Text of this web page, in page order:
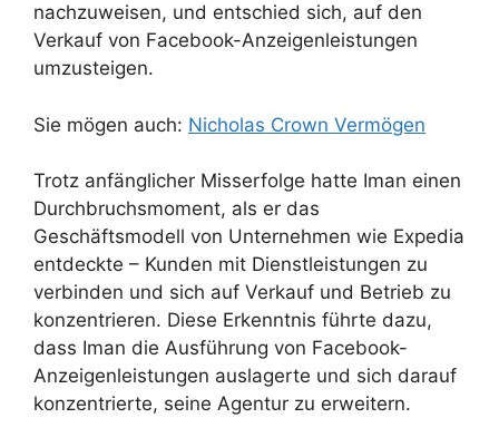
nachzuweisen, und entschied sich, auf den
Verkauf von Facebook-Anzeigenleistungen
umzusteigen.
Sie mögen auch: Nicholas Crown Vermögen
Trotz anfänglicher Misserfolge hatte Iman einen
Durchbruchsmoment, als er das
Geschäftsmodell von Unternehmen wie Expedia
entdeckte – Kunden mit Dienstleistungen zu
verbinden und sich auf Verkauf und Betrieb zu
konzentrieren. Diese Erkenntnis führte dazu,
dass Iman die Ausführung von Facebook-
Anzeigenleistungen auslagerte und sich darauf
konzentrierte, seine Agentur zu erweitern.